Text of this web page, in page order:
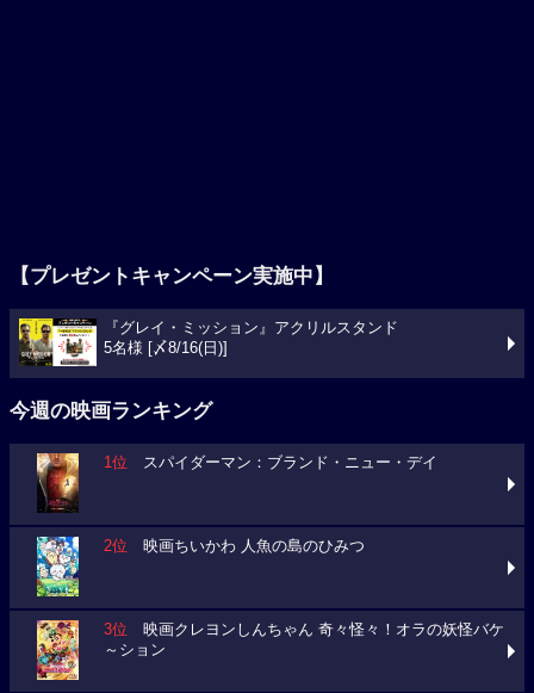
【プレゼントキャンペーン実施中】
『グレイ・ミッション』アクリルスタンド
5名様 [〆8/16(日)]
今週の映画ランキング
1位 スパイダーマン：ブランド・ニュー・デイ
2位 映画ちいかわ 人魚の島のひみつ
3位 映画クレヨンしんちゃん 奇々怪々！オラの妖怪バケ
～ション